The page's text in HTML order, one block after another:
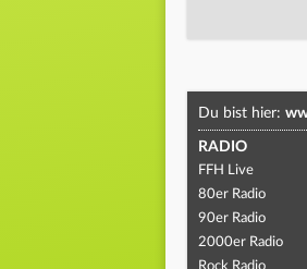
Du bist hier:
RADIO
FFH Live
80er Radio
90er Radio
2000er Radio